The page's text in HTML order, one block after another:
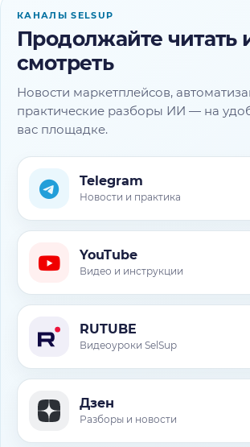
КАНАЛЫ SELSUP
Продолжайте читать
смотреть
Новости маркетплейсов,
практические разборы ИИ — на
вас площадке.
Telegram
Новости и практика
YouTube
Видео и инструкции
RUTUBE
Видеоуроки SelSup
Дзен
Разборы и новости